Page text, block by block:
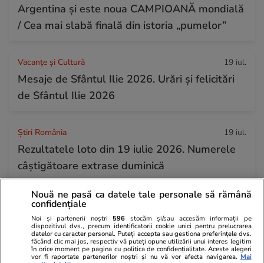
Argentina și este noua CAMPIOANĂ mondială
/ Cea mai slabă finală din istoria „pumelor”
Vacanțe și Cultură 19 iul.
Mesaje de Sfântul Ilie 2026. Urări și felicitări
de Sfântul Ilie 2026
Știri România 19 iul.
Rezultatele loto din 19 iulie 2026. Numerele
câștigătoare extrase duminică
Horoscop
Horoscop 20 iulie 2026. Peștii pot să aibă
conflicte din cauza unor cheltuieli necugetate
sau a unor neglijențe care pun în pericol un
Nouă ne pasă ca datele tale personale să rămână
confidențiale
Noi și partenerii noștri 596 stocăm și/sau accesăm informații pe
dispozitivul dvs., precum identificatorii cookie unici pentru prelucrarea
datelor cu caracter personal. Puteți accepta sau gestiona preferințele dvs.
făcând clic mai jos, respectiv vă puteți opune utilizării unui interes legitim
în orice moment pe pagina cu politica de confidențialitate. Aceste alegeri
vor fi raportate partenerilor noștri și nu vă vor afecta navigarea. Mai